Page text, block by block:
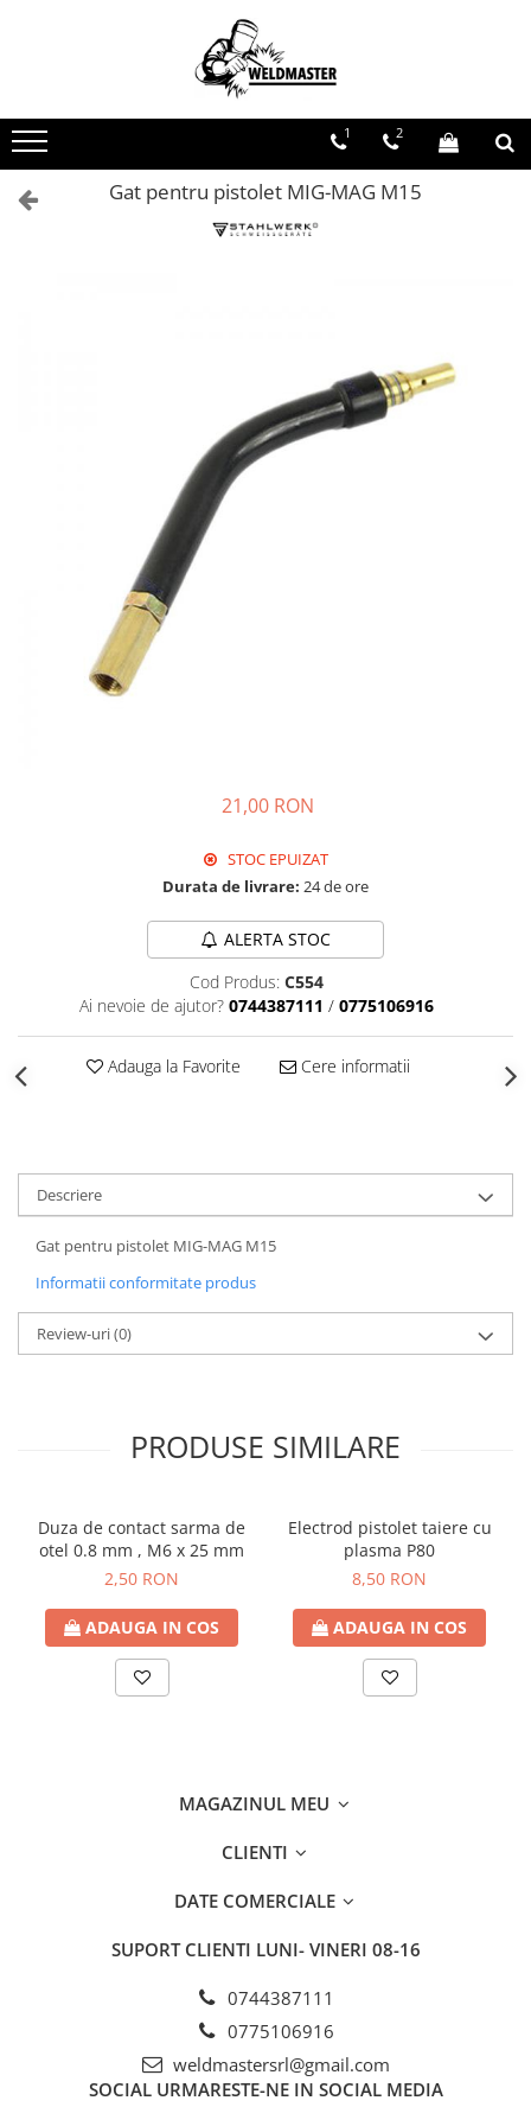
Aparate sudura MMA
Aparate de sudura fara gaz
Aparate de sudura MIG-MAG
Aparate de sudura TIG-WIG
Consumabile, accesorii laser
Pistolete sudura MIG/MAG
Pistolete sudura TIG/WIG
Aparate de taiere cu plasma
Incalzitoare, sobe cu ulei ars
Piese incalzitoare cu ulei ars MTM
Compresoare
Discuri abrazive, taiere, slefuire,
Discuri de polizare finisare
Discuri lamelare
Dulapuri scule, carucioare de scule
Echipamente de protectie
Sarma sudura, baghete TIG,
electrozi sudura
Sarma sudura
Baghete sudura WIG (TIG)
Electrozi sudura
Taiere sudare oxigaz
1 2
Gat pentru pistolet MIG-MAG M15
21,00 RON
STOC EPUIZAT
Durata de livrare: 24 de ore
ALERTA STOC
Cod Produs: C554
Ai nevoie de ajutor? 0744387111 / 0775106916
Adauga la Favorite Cere informatii
Descriere
Gat pentru pistolet MIG-MAG M15
Informatii conformitate produs
Review-uri(0)
PRODUSE SIMILARE
Duza de contact sarma de
otel 0.8 mm , M6 x 25 mm
2,50 RON
ADAUGA IN COS
Electrod pistolet taiere cu
plasma P80
8,50 RON
ADAUGA IN COS
MAGAZINUL MEU
CLIENTI
DATE COMERCIALE
SUPORT CLIENTI LUNI- VINERI 08-16
0744387111
0775106916
weldmastersrl@gmail.com
SOCIAL URMARESTE-NE IN SOCIAL MEDIA